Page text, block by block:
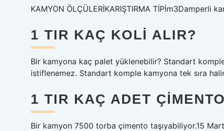
KAMYON ÖLÇÜLERİKARIŞTIRMA TİPİm3Damperli
1 TIR KAÇ KOLI ALIR?
Bir kamyona kaç palet yüklenebilir? Standart
istiflenemez. Standart komple kamyona tek sıra
1 TIR KAÇ ADET
Bir kamyon 7500 torba çimento taşıyabiliyor.15